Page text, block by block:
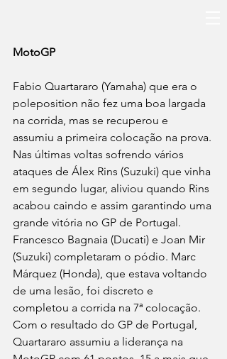
MotoGP
Fabio Quartararo (Yamaha) que era o
poleposition não fez uma boa largada
na corrida, mas se recuperou e
assumiu a primeira colocação na prova.
Nas últimas voltas sofrendo vários
ataques de Álex Rins (Suzuki) que vinha
em segundo lugar, aliviou quando Rins
acabou caindo e assim garantindo uma
grande vitória no GP de Portugal.
Francesco Bagnaia (Ducati) e Joan Mir
(Suzuki) completaram o pódio. Marc
Márquez (Honda), que estava voltando
de uma lesão, foi discreto e
completou a corrida na 7ª colocação.
Com o resultado do GP de Portugal,
Quartararo assumiu a liderança na